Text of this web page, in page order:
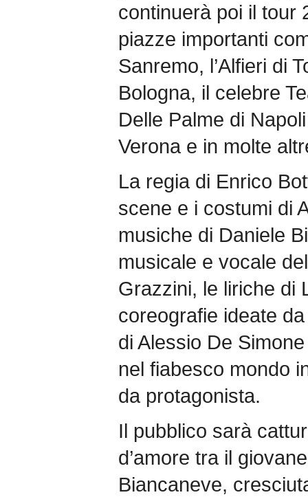
continuerà poi il tour
piazze importanti
Sanremo, l’Alfieri di
Bologna, il celebre
Delle Palme di
Verona e in molte
La regia di Enrico
scene e i costumi di
musiche di Daniele
musicale e vocale
Grazzini, le liriche di
coreografie ideate
di Alessio De
nel fiabesco mondo
da protagonista.
Il pubblico sarà
d’amore tra il
Biancaneve,